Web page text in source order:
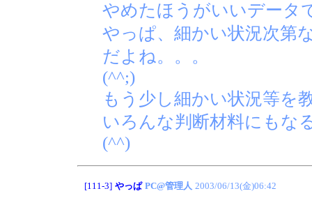
やめたほうがいいデータ
やっぱ、細かい状況次第
だよね。。。
(^^;)
もう少し細かい状況等を
いろんな判断材料にもな
(^^)
[111-3] やっぱ PC@管理人 2003/06/13(金)06:42